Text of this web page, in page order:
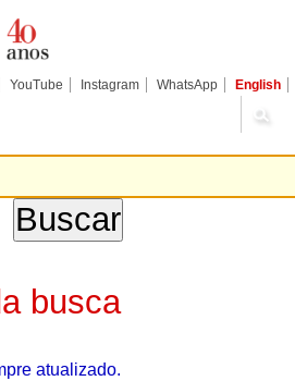
YouTube Instagram WhatsApp English
busca
atualizado.